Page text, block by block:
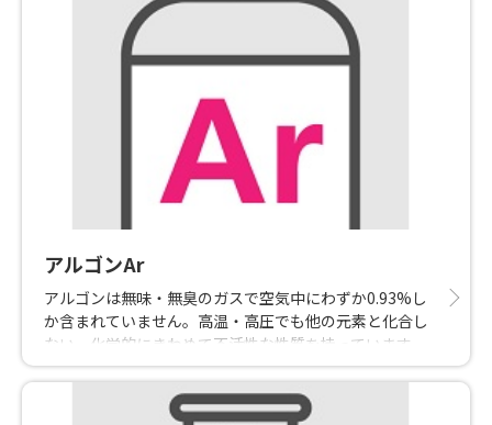
アルゴンAr
アルゴンは無味・無臭のガスで空気中にわずか0.93%し
か含まれていません。高温・高圧でも他の元素と化合し
ない、化学的にきわめて不活性な性質を持っています。
その特性を利用して溶接をはじめ、半導体・鉄鋼などの
分野で雰囲気用・金属精錬用などに使用されています。
また、半導体の基板となるシリコン単結晶にも利用され